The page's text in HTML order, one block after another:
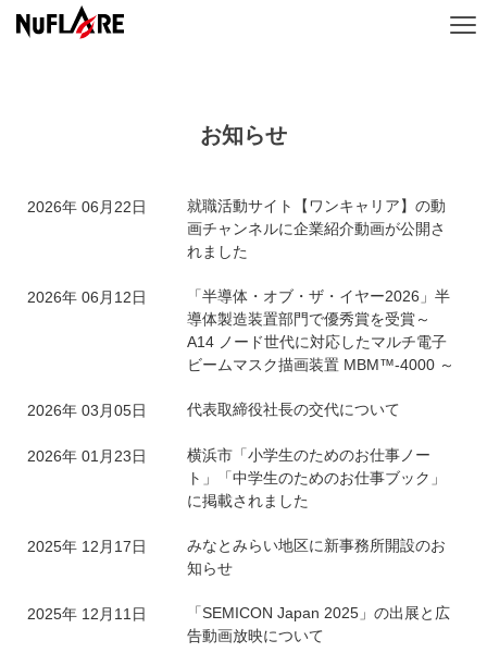
お知らせ
2026年 06月22日
就職活動サイト【ワンキャリア】の動
画チャンネルに企業紹介動画が公開さ
れました
2026年 06月12日
「半導体・オブ・ザ・イヤー2026」半
導体製造装置部門で優秀賞を受賞～
A14 ノード世代に対応したマルチ電子
ビームマスク描画装置 MBM™-4000 ～
2026年 03月05日 代表取締役社長の交代について
2026年 01月23日
横浜市「小学生のためのお仕事ノー
ト」「中学生のためのお仕事ブック」
に掲載されました
2025年 12月17日
みなとみらい地区に新事務所開設のお
知らせ
2025年 12月11日
「SEMICON Japan 2025」の出展と広
告動画放映について